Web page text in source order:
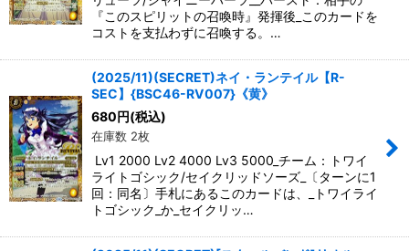
『このスピリットの召喚時』発揮後_このカードを
コストを支払わずに召喚する。…
(2025/11)(SECRET)ネイ・ランテイル【R-
SEC】{BSC46-RV007}《黄》
680 円(税込)
在庫数 2枚
Lv1 2000 Lv2 4000 Lv3 5000_チーム：トワイ
ライトゴシック/セイクリッドソーズ_〔ターンに1
回：同名〕手札にあるこのカードは、_トワイライ
トゴシック_か_セイクリッ…